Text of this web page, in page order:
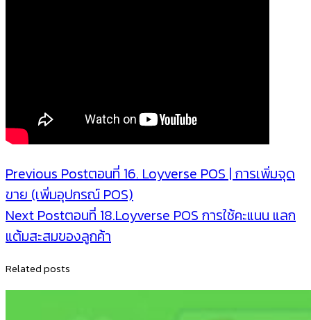
Post
navigation
Previous Postตอนที่ 16. Loyverse POS | การเพิ่มจุด
ขาย (เพิ่มอุปกรณ์ POS)
Next Postตอนที่ 18.Loyverse POS การใช้คะแนน แลก
แต้มสะสมของลูกค้า
Related posts